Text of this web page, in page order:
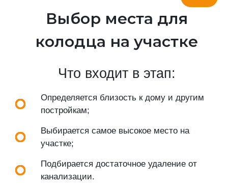
Выбор места для
колодца на участке
Что входит в этап:
Определяется близость к дому и другим
постройкам;
Выбирается самое высокое место на
участке;
Подбирается достаточное удаление от
канализации.